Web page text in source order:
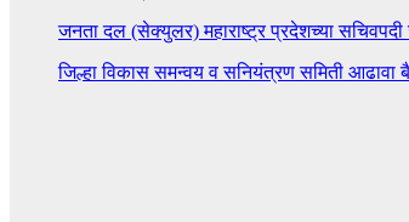
जनता दल (सेक्युलर) महाराष्ट्र प्रदेशच्या सचिवपदी
जिल्हा विकास समन्वय व सनियंत्रण समिती आढावा